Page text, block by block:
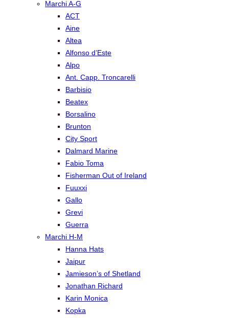
Marchi A-G
ACT
Aine
Altea
Alfonso d’Este
Alpo
Ant. Capp. Troncarelli
Barbisio
Beatex
Borsalino
Brunton
City Sport
Dalmard Marine
Fabio Toma
Fisherman Out of Ireland
Fuuxxi
Gallo
Grevi
Guerra
Marchi H-M
Hanna Hats
Jaipur
Jamieson’s of Shetland
Jonathan Richard
Karin Monica
Kopka